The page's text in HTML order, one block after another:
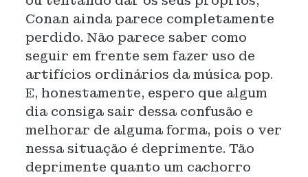
Conan ainda parece completamente
perdido. Não parece saber como
seguir em frente sem fazer uso de
artifícios ordinários da música pop.
E, honestamente, espero que algum
dia consiga sair dessa confusão e
melhorar de alguma forma, pois o ver
nessa situação é deprimente. Tão
deprimente quanto um cachorro